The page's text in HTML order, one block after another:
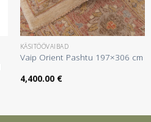
KÄSITÖÖVAIBAD
Vaip Orient Pashtu 197×306 cm
4,400.00 €